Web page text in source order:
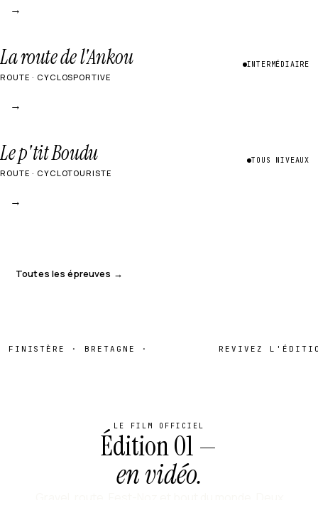
→
La route de l'Ankou
ROUTE · CYCLOSPORTIVE
INTERMÉDIAIRE
→
Le p'tit Boudu
ROUTE · CYCLOTOURISTE
TOUS NIVEAUX
→
Toutes les épreuves →
· BRETAGNE · REVIVEZ L'ÉDITION 01
LE FILM OFFICIEL
Édition 01 —
en vidéo.